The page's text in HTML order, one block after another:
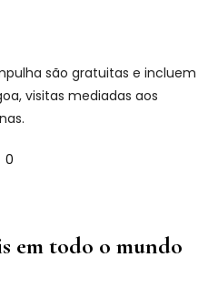
são gratuitas e incluem
visitas mediadas aos
0
em todo o mundo